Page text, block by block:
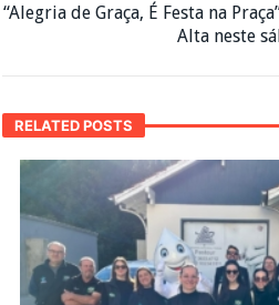
“Alegria de Graça, É Festa na
Alta neste
RELATED POSTS